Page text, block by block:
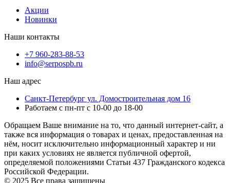
Акции
Новинки
Наши контакты
+7 960-283-88-53
info@serpospb.ru
Наш адрес
Санкт-Петербург ул. Домостроительная дом 16
Работаем с пн-пт с 10-00 до 18-00
Обращаем Ваше внимание на то, что данный интернет-сайт, а
также вся информация о товарах и ценах, предоставленная на
нём, носит исключительно информационный характер и ни
при каких условиях не является публичной офертой,
определяемой положениями Статьи 437 Гражданского кодекса
Российской Федерации.
© 2025 Все права защищены